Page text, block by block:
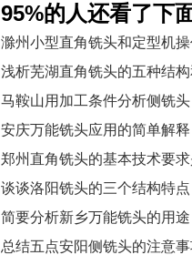
95%的人还看了下
滁州小型直角铣头和定型机
浅析芜湖直角铣头的五种结
马鞍山用加工条件分析侧铣头
安庆万能铣头应用的简单解释
郑州直角铣头的基本技术要
谈谈洛阳铣头的三个结构特点
简要分析新乡万能铣头的用途
总结五点安阳侧铣头的注意